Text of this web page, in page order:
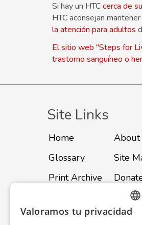
Si hay un HTCcerca de
HTC aconsejan
la atención para adultos
El sitio web "Steps for
trastorno sanguíneo o
Site Links
Home
About
Glossary
Site
Print Archive
Subscribe
Contact
Valoramos tu privacidad